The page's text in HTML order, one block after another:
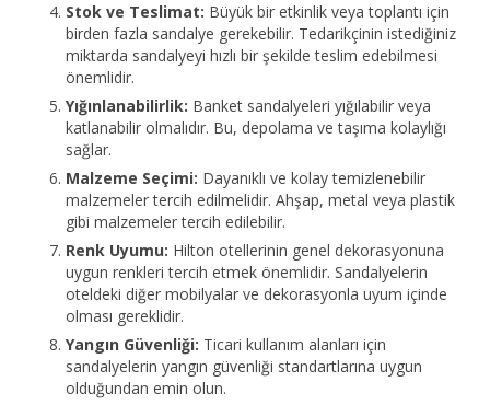
Stok ve Teslimat: Büyük bir etkinlik veya toplantı için
birden fazla sandalye gerekebilir. Tedarikçinin istediğiniz
miktarda sandalyeyi hızlı bir şekilde teslim edebilmesi
önemlidir.
Yığınlanabilirlik: Banket sandalyeleri yığılabilir veya
katlanabilir olmalıdır. Bu, depolama ve taşıma kolaylığı
sağlar.
Malzeme Seçimi: Dayanıklı ve kolay temizlenebilir
malzemeler tercih edilmelidir. Ahşap, metal veya plastik
gibi malzemeler tercih edilebilir.
Renk Uyumu: Hilton otellerinin genel dekorasyonuna
uygun renkleri tercih etmek önemlidir. Sandalyelerin
oteldeki diğer mobilyalar ve dekorasyonla uyum içinde
olması gereklidir.
Yangın Güvenliği: Ticari kullanım alanları için
sandalyelerin yangın güvenliği standartlarına uygun
olduğundan emin olun.